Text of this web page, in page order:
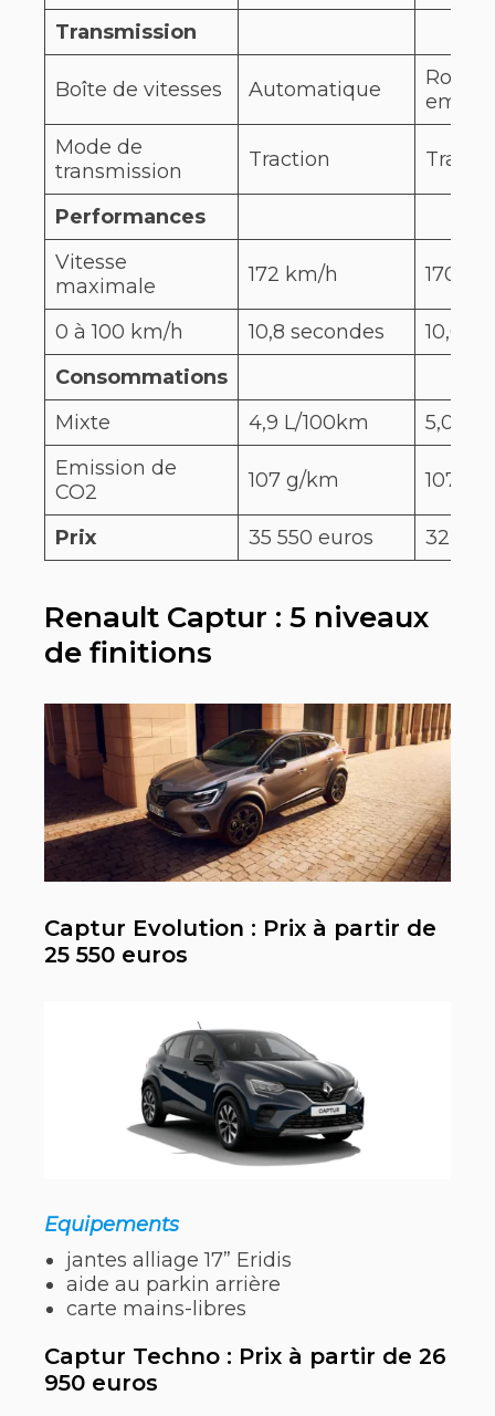
Transmission
Boîte de vitesses Automatique
Rob
Mode de
transmission
Traction
Performances
Vitesse
maximale
172 km/h 170
0 à 100 km/h 10,8 secondes
10,6 s
Consommations
Mixte
4,9 L/100km
5,0 L/
Emission de
CO2
107 g/km 107 g/
Prix 35 550 euros 32
Renault Captur : 5 niveaux
de finitions
Captur Evolution : Prix à partir de
25 550 euros
Equipements
jantes alliage 17” Eridis
aide au parkin arrière
carte mains-libres
Captur Techno : Prix à partir de 26
950 euros